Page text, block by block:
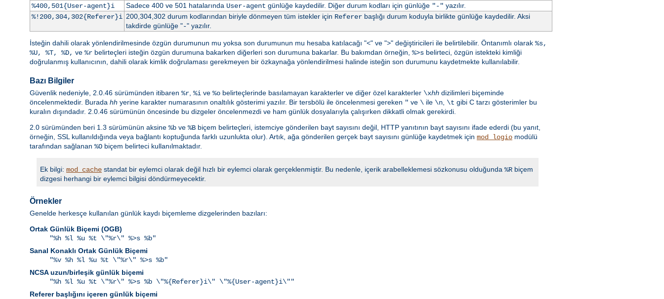
%400,501{User-agent}i
Sadece 400 ve 501 hatalarında User-agent günlüğe kaydedilir. Diğer durum kodları için günlüğe "-" yazılır.
%!200,304,302{Referer}i 200,304,302 durum kodlarından biriyle dönmeyen tüm istekler için Refererbaşlığı durum koduyla birlikte günlüğe kaydedilir. Aksi
takdirde günlüğe "-" yazılır.
İsteğin dahili olarak yönlendirilmesinde özgün durumunun mu yoksa son durumunun mu hesaba katılacağı "<" ve ">" değiştiricileri ile belirtilebilir. Öntanımlı olarak %s,
%U, %T, %D, ve %r belirteçleri isteğin özgün durumuna bakarken diğerleri son durumuna bakarlar. Bu bakımdan örneğin, %>s belirteci, özgün istekteki kimliği
doğrulanmış kullanıcının, dahili olarak kimlik doğrulaması gerekmeyen bir özkaynağa yönlendirilmesi halinde isteğin son durumunu kaydetmekte kullanılabilir.
Bazı Bilgiler
Güvenlik nedeniyle, 2.0.46 sürümünden itibaren %r, %i ve %o belirteçlerinde basılamayan karakterler ve diğer özel karakterler \xhh dizilimleri biçeminde
öncelenmektedir. Burada hh yerine karakter numarasının onaltılık gösterimi yazılır. Bir tersbölü ile öncelenmesi gereken " ve \ ile \n, \t gibi C tarzı gösterimler bu
kuralın dışındadır. 2.0.46 sürümünün öncesinde bu dizgeler öncelenmezdi ve ham günlük dosyalarıyla çalışırken dikkatli olmak gerekirdi.
2.0 sürümünden beri 1.3 sürümünün aksine %b ve %B biçem belirteçleri, istemciye gönderilen bayt sayısını değil, HTTP yanıtının bayt sayısını ifade ederdi (bu yanıt,
örneğin, SSL kullanıldığında veya bağlantı koptuğunda farklı uzunlukta olur). Artık, ağa gönderilen gerçek bayt sayısını günlüğe kaydetmek için mod_logio modülü
tarafından sağlanan %O biçem belirteci kullanılmaktadır.
Ek bilgi: mod_cache standat bir eylemci olarak değil hızlı bir eylemci olarak gerçeklenmiştir. Bu nedenle, içerik arabelleklemesi sözkonusu olduğunda %R biçem
dizgesi herhangi bir eylemci bilgisi döndürmeyecektir.
Örnekler
Genelde herkesçe kullanılan günlük kaydı biçemleme dizgelerinden bazıları:
Ortak Günlük Biçemi (OGB)
"%h %l %u %t \"%r\" %>s %b"
Sanal Konaklı Ortak Günlük Biçemi
"%v %h %l %u %t \"%r\" %>s %b"
NCSA uzun/birleşik günlük biçemi
"%h %l %u %t \"%r\" %>s %b \"%{Referer}i\" \"%{User-agent}i\""
Referer başlığını içeren günlük biçemi